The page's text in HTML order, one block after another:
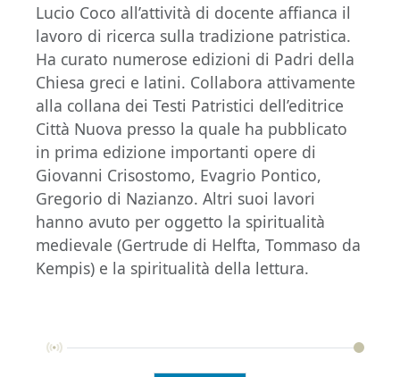
Lucio Coco all’attività di docente affianca il
lavoro di ricerca sulla tradizione patristica.
Ha curato numerose edizioni di Padri della
Chiesa greci e latini. Collabora attivamente
alla collana dei Testi Patristici dell’editrice
Città Nuova presso la quale ha pubblicato
in prima edizione importanti opere di
Giovanni Crisostomo, Evagrio Pontico,
Gregorio di Nazianzo. Altri suoi lavori
hanno avuto per oggetto la spiritualità
medievale (Gertrude di Helfta, Tommaso da
Kempis) e la spiritualità della lettura.